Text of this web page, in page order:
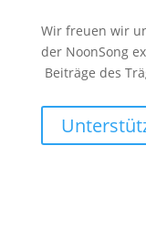
Wir freuen wir
der NoonSong
Beiträge des